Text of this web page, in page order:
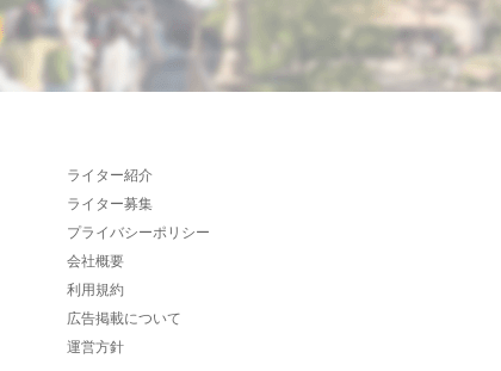
ライター紹介
ライター募集
プライバシーポリシー
会社概要
利用規約
広告掲載について
運営方針